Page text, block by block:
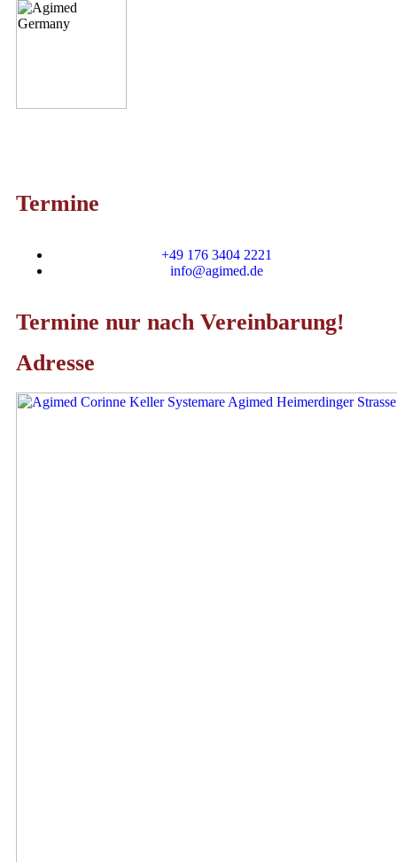
Termine
+49 176 3404 2221
info@agimed.de
Termine nur nach Vereinbarung!
Adresse